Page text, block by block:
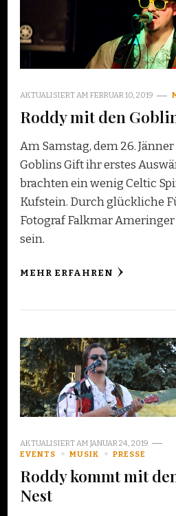
AKTUALISIERT AM FEBRUAR 10, 2019
Roddy mit den
Am Samstag, dem 26.
Goblins Gift ihr erstes
brachten ein wenig Celtic
Kufstein. Durch glückliche
Fotograf Falkmar
sein.
MEHR ERFAHREN
AKTUALISIERT AM JANUAR 24, 2019
EVENTS
MUSIK PRESSE
Roddy kommt mit
Nest